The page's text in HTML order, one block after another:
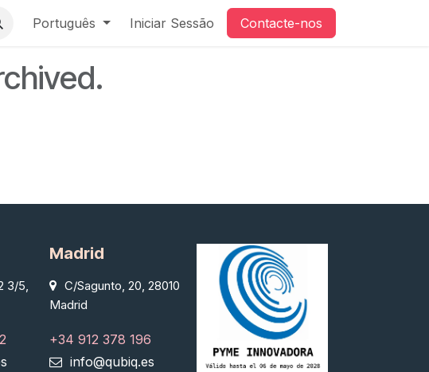
SucessoPortuguês Iniciar Sessão Contacte-nos
3/5,
Madrid
C/Sagunto, 20, 28010
Madrid
+34 912 378 196
info@qubiq.es